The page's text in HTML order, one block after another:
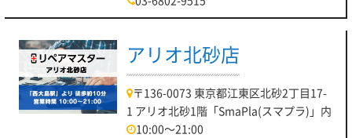
アリオ北砂店
〒136-0073 東京都江東区北砂2丁目17-
1 アリオ北砂1階「SmaPla(スマプラ)」内
10:00～21:00